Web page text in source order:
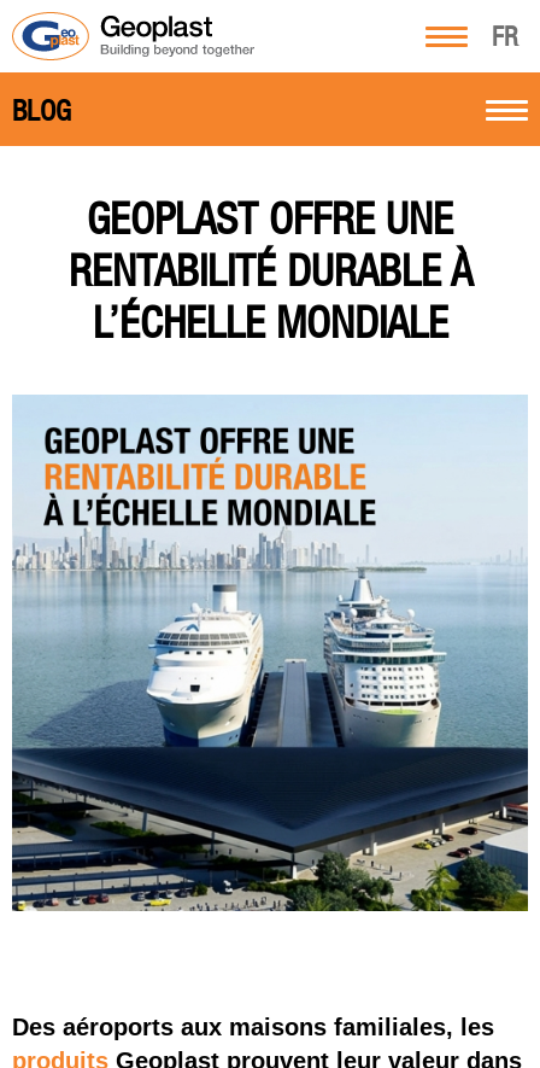
FR
BLOG
GEOPLAST OFFRE UNE
RENTABILITÉ DURABLE À
L’ÉCHELLE MONDIALE
Des aéroports aux maisons familiales, les
produits Geoplast prouvent leur valeur dans